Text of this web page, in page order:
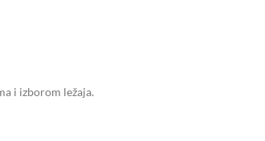
i izborom ležaja.